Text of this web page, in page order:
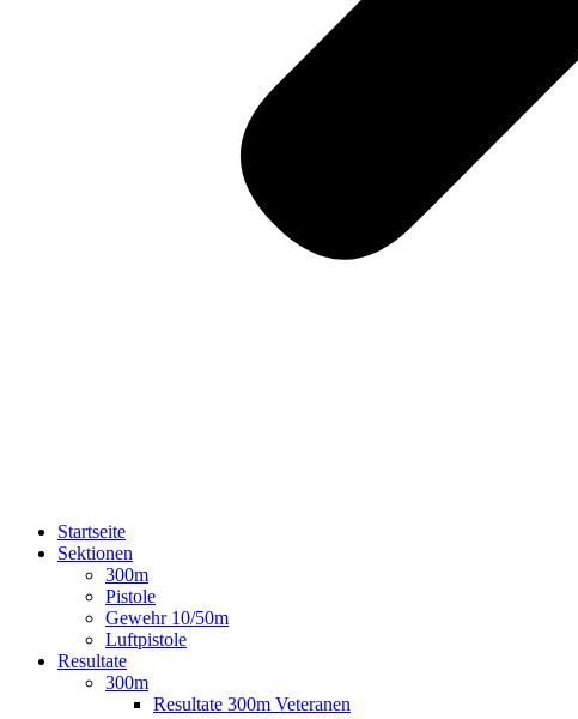
Startseite
Sektionen
300m
Pistole
Gewehr 10/50m
Luftpistole
Resultate
300m
Resultate 300m Veteranen